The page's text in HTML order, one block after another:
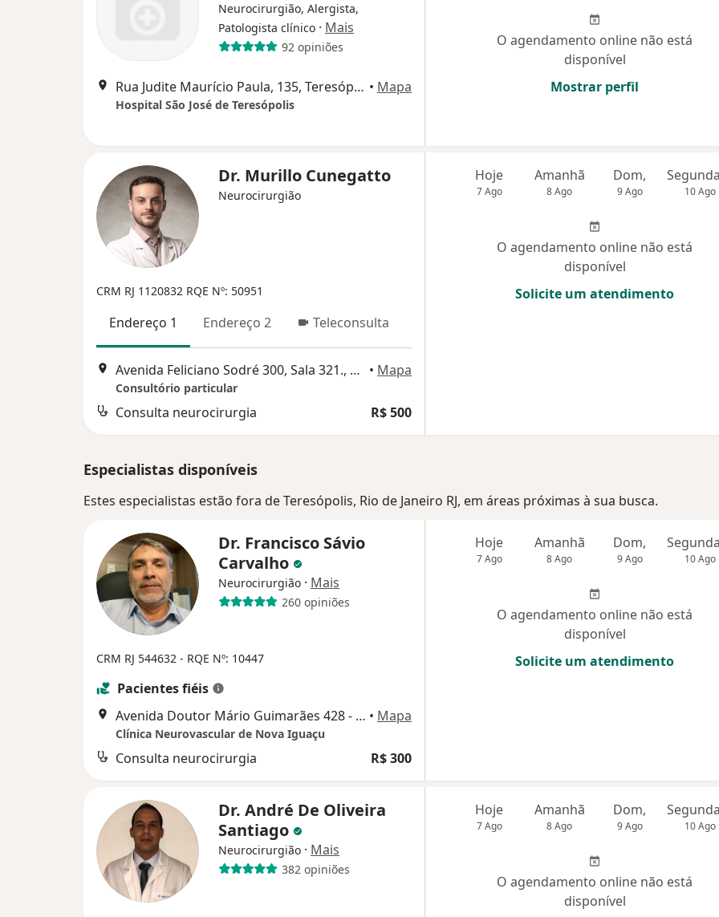
Neurocirurgião, Alergista,
Patologista clínico · Mais
92 opiniões
Rua Judite Maurício Paula, 135, Teresópolis • Mapa
Hospital São José de Teresópolis
O agendamento online não está
disponível
Mostrar perfil
Dr. Murillo Cunegatto
Neurocirurgião
CRM RJ 1120832 RQE Nº: 50951
Endereço 1 Endereço 2 Teleconsulta
Avenida Feliciano Sodré 300, Sala 321., Teresópolis • Mapa
Consultório particular
Consulta neurocirurgia R$ 500
Hoje
7 Ago
Amanhã
8 Ago
Dom,
9 Ago 10 Ago
O agendamento online não está
disponível
Solicite um atendimento
Especialistas disponíveis
Estes especialistas estão fora de Teresópolis, Rio de Janeiro RJ, em áreas próximas à sua busca.
Dr. Francisco Sávio
Carvalho
Neurocirurgião · Mais
260 opiniões
CRM RJ 544632 - RQE Nº: 10447
Pacientes fiéis
Avenida Doutor Mário Guimarães 428 - Sala 823, Nova Iguaçu • Mapa
Clínica Neurovascular de Nova Iguaçu
Consulta neurocirurgia R$ 300
Hoje
7 Ago
Amanhã
8 Ago
Dom,
9 Ago 10 Ago
O agendamento online não está
disponível
Solicite um atendimento
Dr. André De Oliveira
Santiago
Neurocirurgião · Mais
382 opiniões
Hoje
7 Ago
Amanhã
8 Ago
Dom,
9 Ago 10 Ago
O agendamento online não está
disponível